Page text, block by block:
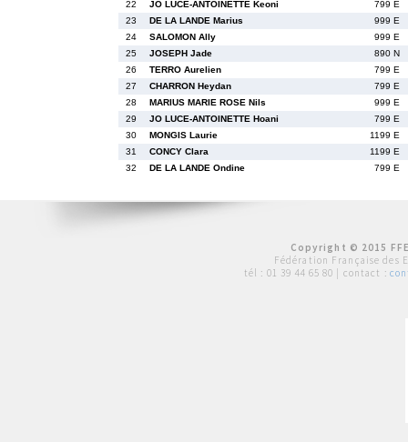
22
JO LUCE-ANTOINETTE Keoni
799 E
23
DE LA LANDE Marius
999 E
24
SALOMON Ally
999 E
25
JOSEPH Jade
890 N
26
TERRO Aurelien
799 E
27
CHARRON Heydan
799 E
28
MARIUS MARIE ROSE Nils
999 E
29
JO LUCE-ANTOINETTE Hoani
799 E
30
MONGIS Laurie
1199 E
31
CONCY Clara
1199 E
32
DE LA LANDE Ondine 799 E
Copyright © 2015
Fédération Française des
tél : 01 39 44 65 80 | contact :